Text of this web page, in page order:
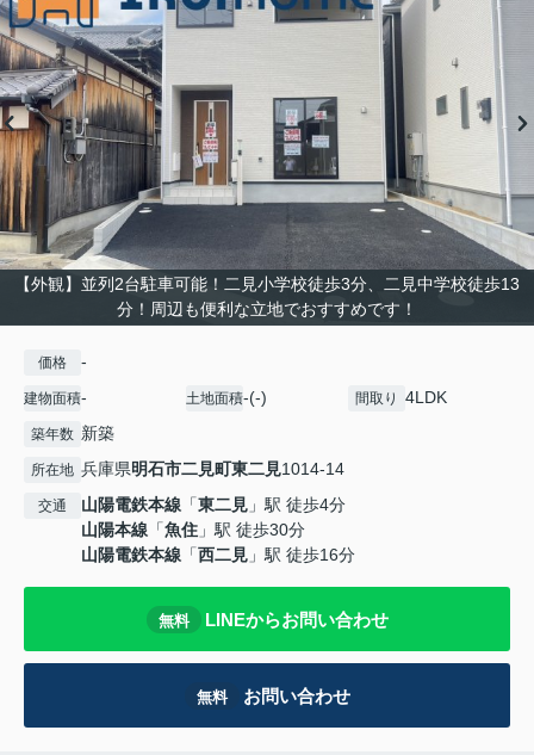
【外観】並列2台駐車可能！二見小学校徒歩3分、二見中学校徒歩13
分！周辺も便利な立地でおすすめです！
価格 -
建物面積- 土地面積-(-) 間取り 4LDK
築年数 新築
所在地 兵庫県明石市二見町東二見1014-14
交通 山陽電鉄本線 「東二見 」駅 徒歩4分
山陽本線 「魚住 」駅 徒歩30分
山陽電鉄本線 「西二見 」駅 徒歩16分
無料 LINEからお問い合わせ
無料 お問い合わせ